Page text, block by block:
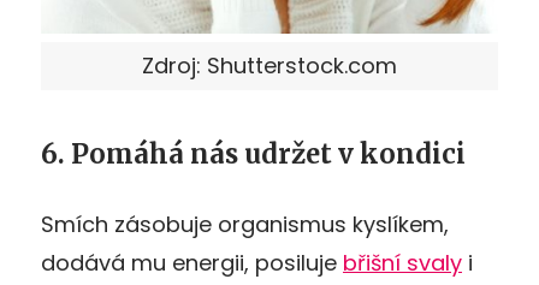
Zdroj: Shutterstock.com
6. Pomáhá nás udržet v kondici
Smích zásobuje organismus kyslíkem,
dodává mu energii, posiluje břišní svaly i